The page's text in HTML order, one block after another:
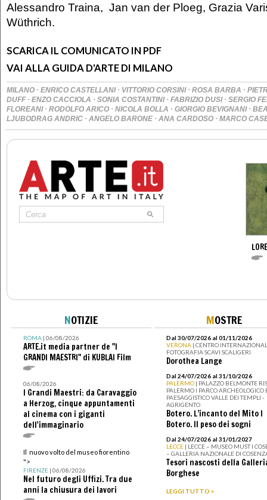
Alessandro Traina, Jan van der Ploeg, Grazia
Wüthrich.
SCARICA IL COMUNICATO IN PDF
VAI ALLA GUIDA D'ARTE DI MILANO
MILANO · ENRICO CASTELLANI · VITTORIO CORSINI · ROSA BARBA ·
DUFF · ENZO CACCIOLA · SONIA COSTANTINI · FABRIZIO DUSI · SERGIO
FLOREANI · RODOLFO ARICO · NICOLA BOLLA · GIORGIO BEVIGNANI ·
LJUBODRAG ANDRIC · ANGELO BARONE · ANA CARDOSO · MARCO
NOTIZIE
ROMA| 06/08/2026
ARTE.it media partner de "I
GRANDI MAESTRI" di KUBLAI Film
06/08/2026
I Grandi Maestri: da Caravaggio
a Herzog, cinque appuntamenti
al cinema con i giganti
dell'immaginario
Il nuovo volto del museo fiorentino
">
FIRENZE| 06/08/2026
Nel futuro degli Uffizi. Tra due
anni la chiusura dei lavori
MOSTRE
Dal 30/07/2026 al 01/11/2026
VERONA | CENTRO
FOTOGRAFIA SCAVI SCALIGERI
Dorothea Lange
Dal 24/07/2026 al 31/10/2026
PALERMO | PALAZZO BELMONTE
PALERMO I PARCO ARCHEOLOGICO
PAESAGGISTICO VALLE DEI TEMPLI -
AGRIGENTO
Botero. L’incanto del Mito I
Botero. Il peso dei sogni
Dal 24/07/2026 al 31/01/2027
LECCE | LECCE – MUSEO MUST I
– GALLERIA NAZIONALE DI
Tesori nascosti della
Borghese
LEGGI TUTTO >